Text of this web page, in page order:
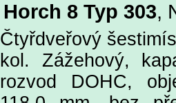
Horch 8 Typ 303,
Čtyřdveřový
kol. Zážehový,
rozvod DOHC,